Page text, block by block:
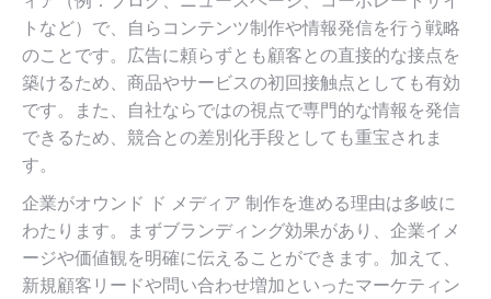
トなど）で、自らコンテンツ制作や情報発信を行う戦略
のことです。広告に頼らずとも顧客との直接的な接点を
築けるため、商品やサービスの初回接触点としても有効
です。また、自社ならではの視点で専門的な情報を発信
できるため、競合との差別化手段としても重宝されま
す。
企業がオウンド ド メディア 制作を進める理由は多岐に
わたります。まずブランディング効果があり、企業イメ
ージや価値観を明確に伝えることができます。加えて、
新規顧客リードや問い合わせ増加といったマーケティン